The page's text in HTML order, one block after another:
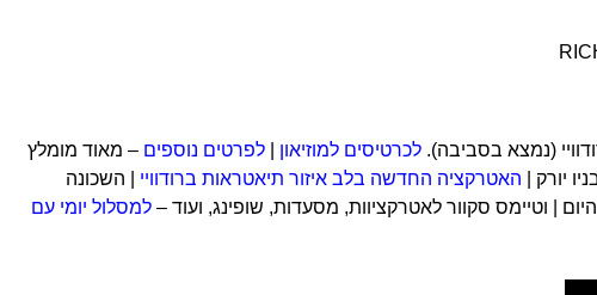
(נמצא בסביבה). לכרטיסים למוזיאון לפרטים נוספים – מאוד מומלץ
יורק | האטרקציה החדשה בלב איזור תיאטראות ברודוויי | השכונה
| וטיימס סקוור לאטרקציוות, מסעדות, שופינג, ועוד – למסלול יומי עם